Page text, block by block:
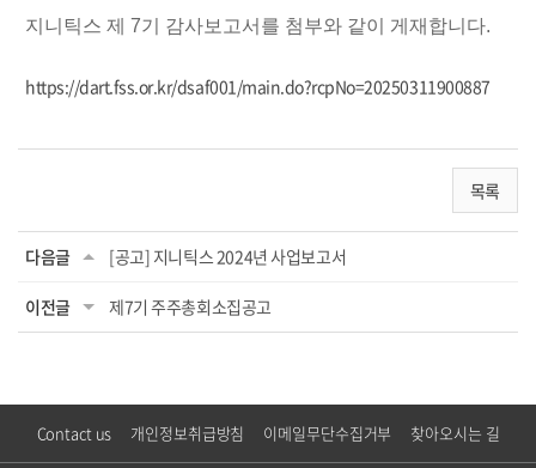
지니틱스 제 7기 감사보고서를 첨부와 같이 게재합니다.
https://dart.fss.or.kr/dsaf001/main.do?rcpNo=20250311900887
목록
다음글 [공고] 지니틱스 2024년 사업보고서
이전글 제7기 주주총회소집공고
Contact us 개인정보취급방침 이메일무단수집거부 찾아오시는 길